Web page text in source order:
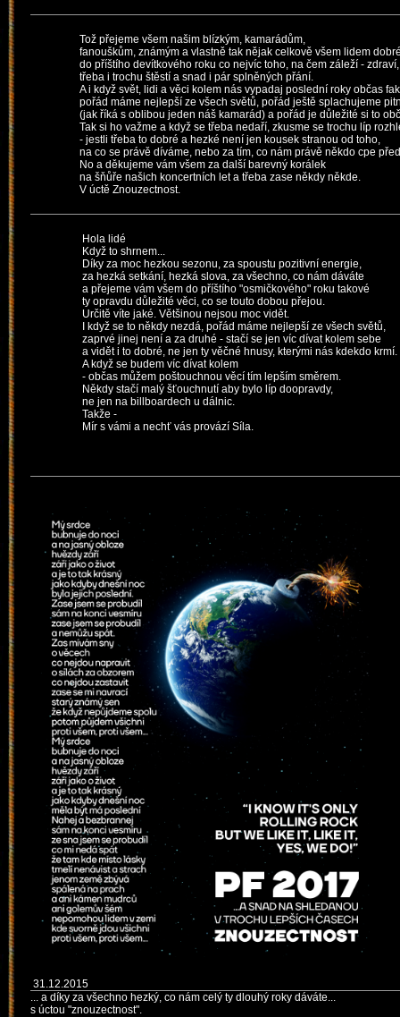
Tož přejeme všem našim blízkým, kamarádům,
fanouškům, známým a vlastně tak nějak celkově všem lidem
do příštího devítkového roku co nejvíc toho, na čem záleží -
třeba i trochu štěstí a snad i pár splněných přání.
A i když svět, lidi a věci kolem nás vypadaj poslední roky občas
pořád máme nejlepší ze všech světů, pořád ještě splachujeme
(jak říká s oblibou jeden náš kamarád) a pořád je důležité si to
Tak si ho važme a když se třeba nedaří, zkusme se trochu líp
- jestli třeba to dobré a hezké není jen kousek stranou od toho,
na co se právě díváme, nebo za tím, co nám právě někdo cpe
No a děkujeme vám všem za další barevný korálek
na šňůře našich koncertních let a třeba zase někdy někde.
V úctě Znouzectnost.
Hola lidé
Když to shrnem...
Díky za moc hezkou sezonu, za spoustu pozitivní energie,
za hezká setkání, hezká slova, za všechno, co nám dáváte
a přejeme vám všem do příštího "osmičkového" roku takové
ty opravdu důležité věci, co se touto dobou přejou.
Určitě víte jaké. Většinou nejsou moc vidět.
I když se to někdy nezdá, pořád máme nejlepší ze všech světů,
zaprvé jinej není a za druhé - stačí se jen víc dívat kolem sebe
a vidět i to dobré, ne jen ty věčné hnusy, kterými nás kdekdo krmí.
A když se budem víc dívat kolem
- občas můžem poštouchnou věcí tím lepším směrem.
Někdy stačí malý šťouchnutí aby bylo líp doopravdy,
ne jen na billboardech u dálnic.
Takže -
Mír s vámi a nechť vás provází Síla.
31.12.2015
... a díky za všechno hezký, co nám celý ty dlouhý roky dáváte...
s úctou "znouzectnost".